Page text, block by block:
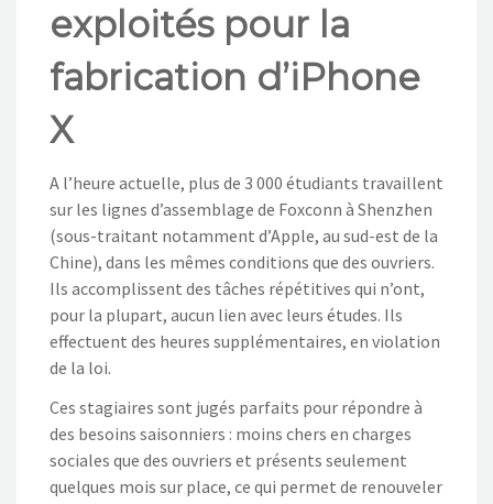
exploités pour la
fabrication d’iPhone
X
A l’heure actuelle, plus de 3 000 étudiants travaillent
sur les lignes d’assemblage de Foxconn à Shenzhen
(sous-traitant notamment d’Apple, au sud-est de la
Chine), dans les mêmes conditions que des ouvriers.
Ils accomplissent des tâches répétitives qui n’ont,
pour la plupart, aucun lien avec leurs études. Ils
effectuent des heures supplémentaires, en violation
de la loi.
Ces stagiaires sont jugés parfaits pour répondre à
des besoins saisonniers : moins chers en charges
sociales que des ouvriers et présents seulement
quelques mois sur place, ce qui permet de renouveler